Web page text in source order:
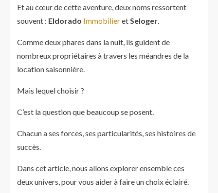
Et au cœur de cette aventure, deux noms ressortent
souvent : Eldorado ImmobilieretSeloger.
Comme deux phares dans la nuit, ils guident de
nombreux propriétaires à travers les méandres de la
location saisonnière.
Mais lequel choisir ?
C’est la question que beaucoup se posent.
Chacun a ses forces, ses particularités, ses histoires de
succès.
Dans cet article, nous allons explorer ensemble ces
deux univers, pour vous aider à faire un choix éclairé.